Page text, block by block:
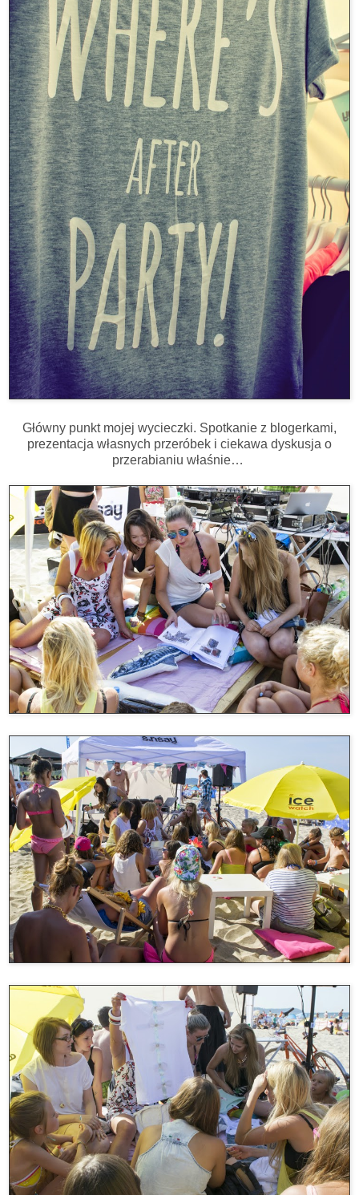
Główny punkt mojej wycieczki. Spotkanie z blogerkami,
prezentacja własnych przeróbek i ciekawa dyskusja o
przerabianiu właśnie…